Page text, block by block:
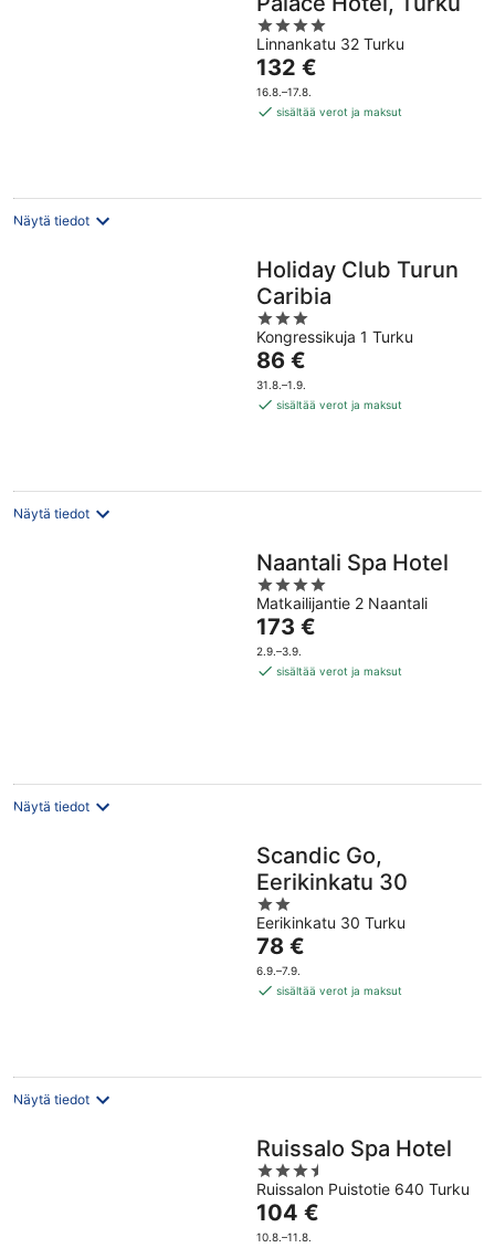
4
out
of
5
Linnankatu 32 Turku
Hinta
on
132 €
132 €
16.8.–17.8.
sisältää verot ja maksut
Näytä tiedot
Holiday Club Turun
Caribia
3
out
of
5
Kongressikuja 1 Turku
Hinta
on
86 €
86 €
31.8.–1.9.
sisältää verot ja maksut
Näytä tiedot
Naantali Spa Hotel
4
out
of
5
Matkailijantie 2 Naantali
Hinta
on
173 €
173 €
2.9.–3.9.
sisältää verot ja maksut
Näytä tiedot
Scandic Go,
Eerikinkatu 30
2
out
of
5
Eerikinkatu 30 Turku
Hinta
on
78 €
78 €
6.9.–7.9.
sisältää verot ja maksut
Näytä tiedot
Ruissalo Spa Hotel
3.5
out
of
5
Ruissalon Puistotie 640 Turku
Hinta
on
104 €
10.8.–11.8.